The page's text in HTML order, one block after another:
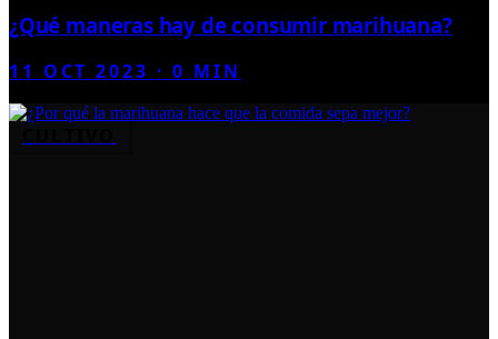
¿Qué maneras hay de consumir marihuana?
11 OCT 2023 ·0 MIN